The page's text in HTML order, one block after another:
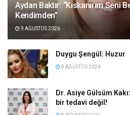
Aydan Baktır: “Kıskanırım Seni
Kendimden”
9 AĞUSTOS 2026
Duygu Şengül: Huzur
8 AĞUSTOS 2026
Dr. Asiye Gülsüm
bir tedavi değil!